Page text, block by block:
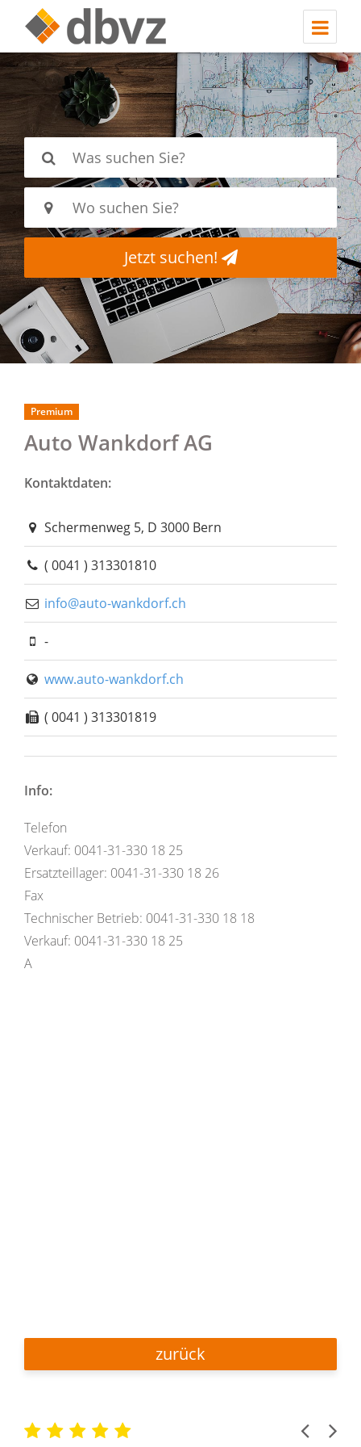
Jetzt suchen!
Auto Wankdorf AG
Premium
Kontaktdaten:
Schermenweg 5, D 3000 Bern
( 0041 ) 313301810
info@auto-wankdorf.ch
-
www.auto-wankdorf.ch
( 0041 ) 313301819
Info:
Telefon
Verkauf: 0041-31-330 18 25
Ersatzteillager: 0041-31-330 18 26
Fax
Technischer Betrieb: 0041-31-330 18 18
Verkauf: 0041-31-330 18 25
A
zurück
Previous
Next